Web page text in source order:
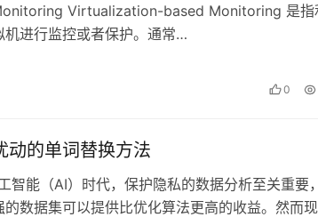
Virtualization-based Monitoring 是指
机进行监控或者保护。通常…
0
动的单词替换方法
智能（AI）时代，保护隐私的数据分析至关重要
数据集可以提供比优化算法更高的收益。然而